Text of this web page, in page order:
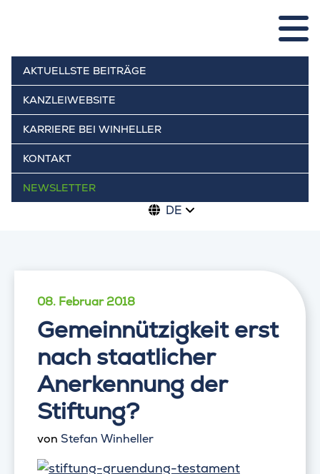
AKTUELLSTE BEITRÄGE
KANZLEIWEBSITE
KARRIERE BEI WINHELLER
KONTAKT
NEWSLETTER
DE
08. Februar 2018
Gemeinnützigkeit erst
nach staatlicher
Anerkennung der
Stiftung?
von Stefan Winheller